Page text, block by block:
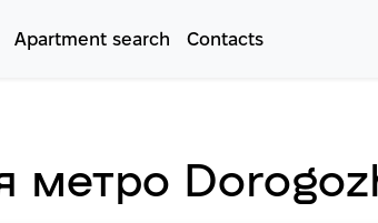
Apartment search Contacts
метро